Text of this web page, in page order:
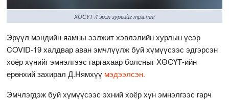
ХӨСҮТ /Гэрэл зургийг mpa.mn/
Эрүүл мэндийн яамны ээлжит хэвлэлийн хурлын үеэр
COVID-19 халдвар аван эмчлүүлж буй хүмүүсээс эдгэрсэн
хоёр хүнийг эмнэлгээс гаргахаар болсныг ХӨСҮТ-ийн
ерөнхий захирал Д.Нямхүү мэдээлсэн.
Эмчлэгдэж буй хүмүүсээс эхний хоёр хүн эмнэлгээс гарч